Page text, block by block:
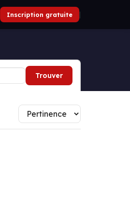
Inscription gratuite |
Trouver